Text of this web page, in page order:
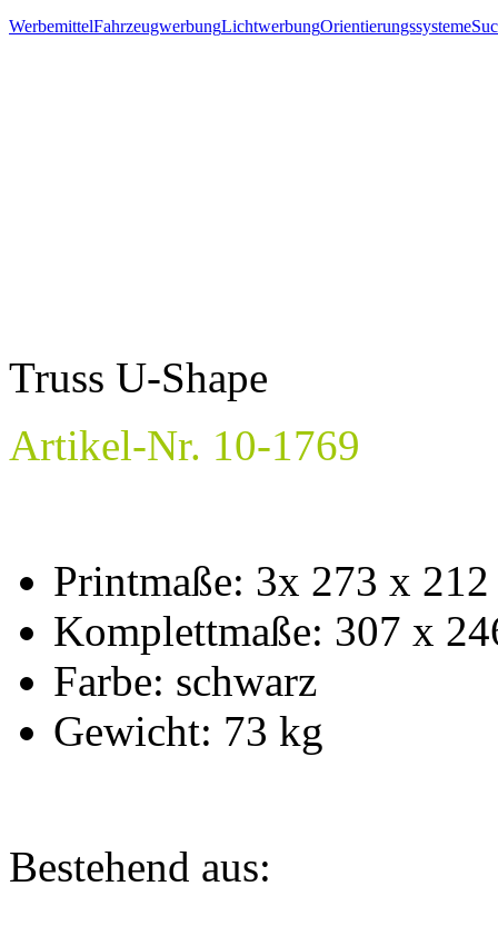
WerbemittelFahrzeugwerbungLichtwerbungOrientierungssysteme
Truss U-Shape
Artikel-Nr. 10-1769
Printmaße: 3x 273 x
Komplettmaße: 307 x
Farbe: schwarz
Gewicht: 73 kg
Bestehend aus: